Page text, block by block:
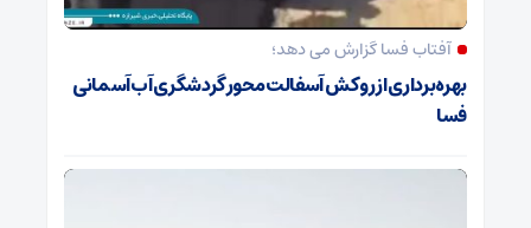
آفتاب فسا گزارش می دهد؛
بهره‌برداری از روکش آسفالت محور گردشگری آب‌آسمانی
فسا